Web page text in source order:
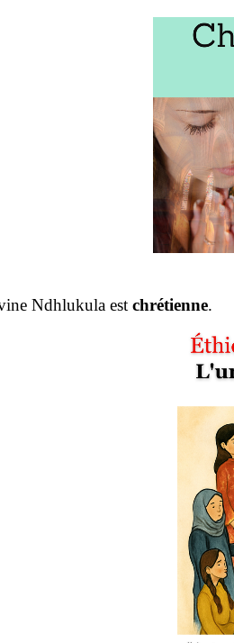
Ndhlukula est chrétienne.